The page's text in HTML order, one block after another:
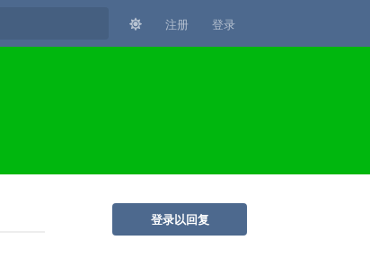
注册 登录
登录以回复